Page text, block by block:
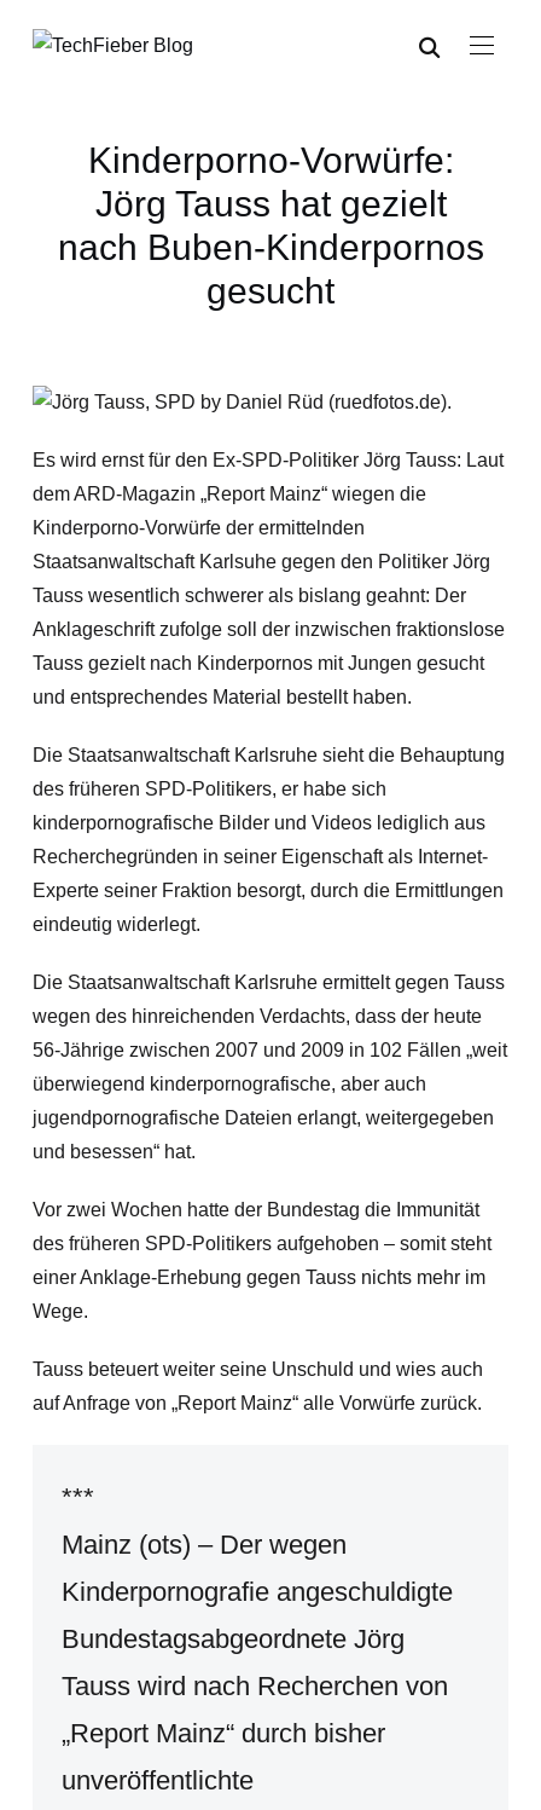
Kinderporno-Vorwürfe:
Jörg Tauss hat gezielt
nach Buben-Kinderpornos
gesucht
Es wird ernst für den Ex-SPD-Politiker Jörg Tauss: Laut
dem ARD-Magazin „Report Mainz“ wiegen die
Kinderporno-Vorwürfe der ermittelnden
Staatsanwaltschaft Karlsuhe gegen den Politiker Jörg
Tauss wesentlich schwerer als bislang geahnt: Der
Anklageschrift zufolge soll der inzwischen fraktionslose
Tauss gezielt nach Kinderpornos mit Jungen gesucht
und entsprechendes Material bestellt haben.
Die Staatsanwaltschaft Karlsruhe sieht die Behauptung
des früheren SPD-Politikers, er habe sich
kinderpornografische Bilder und Videos lediglich aus
Recherchegründen in seiner Eigenschaft als Internet-
Experte seiner Fraktion besorgt, durch die Ermittlungen
eindeutig widerlegt.
Die Staatsanwaltschaft Karlsruhe ermittelt gegen Tauss
wegen des hinreichenden Verdachts, dass der heute
56-Jährige zwischen 2007 und 2009 in 102 Fällen „weit
überwiegend kinderpornografische, aber auch
jugendpornografische Dateien erlangt, weitergegeben
und besessen“ hat.
Vor zwei Wochen hatte der Bundestag die Immunität
des früheren SPD-Politikers aufgehoben – somit steht
einer Anklage-Erhebung gegen Tauss nichts mehr im
Wege.
Tauss beteuert weiter seine Unschuld und wies auch
auf Anfrage von „Report Mainz“ alle Vorwürfe zurück.
***
Mainz (ots) – Der wegen
Kinderpornografie angeschuldigte
Bundestagsabgeordnete Jörg
Tauss wird nach Recherchen von
„Report Mainz“ durch bisher
unveröffentlichte